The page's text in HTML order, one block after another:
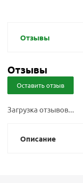
Отзывы
Отзывы
Оставить отзыв
Загрузка отзывов...
Описание